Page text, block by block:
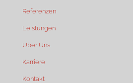
Referenzen
Leistungen
Über Uns
Karriere
Kontakt